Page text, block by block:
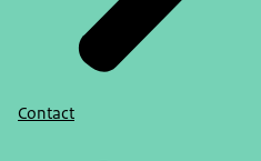
Contact